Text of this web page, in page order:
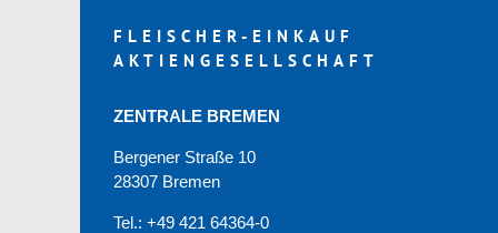
FLEISCHER-EINKAUF
AKTIENGESELLSCHAFT
ZENTRALE BREMEN
Bergener Straße 10
28307 Bremen
Tel.: +49 421 64364-0